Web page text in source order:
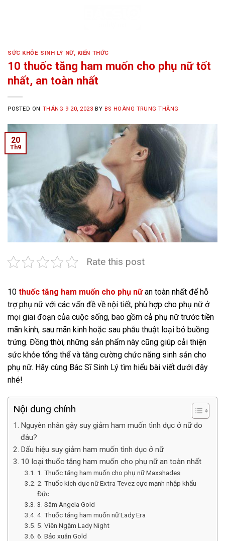
SỨC KHỎE SINH LÝ NỮ, KIẾN THỨC
10 thuốc tăng ham muốn cho phụ nữ tốt
nhất, an toàn nhất
POSTED ON THÁNG 9 20, 2023 BY BS HOÀNG TRUNG THĂNG
20
Th9
Rate this post
10 thuốc tăng ham muốn cho phụ nữan toàn nhất để hỗ
trợ phụ nữ với các vấn đề về nội tiết, phù hợp cho phụ nữ ở
mọi giai đoạn của cuộc sống, bao gồm cả phụ nữ trước tiền
mãn kinh, sau mãn kinh hoặc sau phẫu thuật loại bỏ buồng
trứng. Đồng thời, những sản phẩm này cũng giúp cải thiện
sức khỏe tổng thể và tăng cường chức năng sinh sản cho
phụ nữ. Hãy cùng Bác Sĩ Sinh Lý tìm hiểu bài viết dưới đây
nhé!
Nội dung chính
Nguyên nhân gây suy giảm ham muốn tình dục ở nữ do
đâu?
Dấu hiệu suy giảm ham muốn tình dục ở nữ
10 loại thuốc tăng ham muốn cho phụ nữ an toàn nhất
1. Thuốc tăng ham muốn cho phụ nữ Maxshades
2. Thuốc kích dục nữ Extra Tevez cực mạnh nhập khẩu
Đức
3. Sâm Angela Gold
4. Thuốc tăng ham muốn nữ Lady Era
5. Viên Ngậm Lady Night
6. Bảo xuân Gold